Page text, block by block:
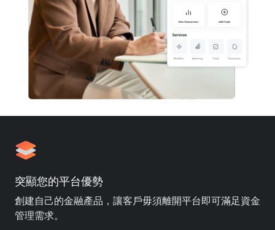
突顯您的平台優勢
創建自己的金融產品，讓客戶毋須離開平台即可滿足資金
管理需求。